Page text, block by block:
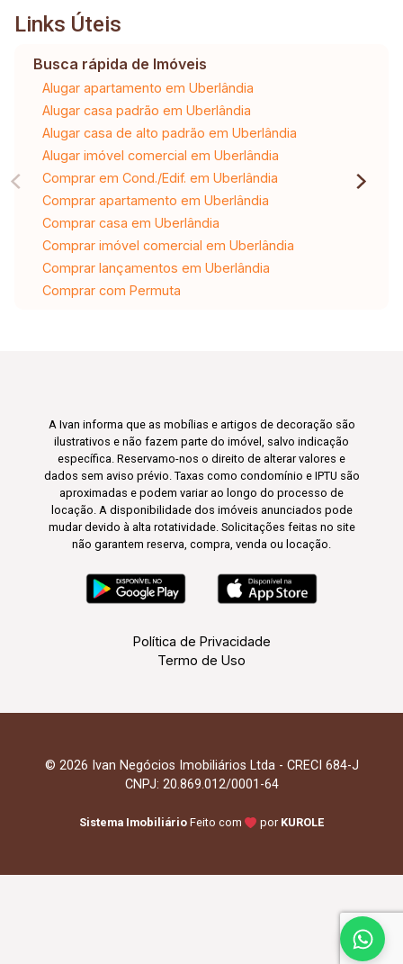
Links Úteis
Busca rápida de Imóveis
Alugar apartamento em Uberlândia
Alugar casa padrão em Uberlândia
Alugar casa de alto padrão em Uberlândia
Alugar imóvel comercial em Uberlândia
Comprar em Cond./Edif. em Uberlândia
Comprar apartamento em Uberlândia
Comprar casa em Uberlândia
Comprar imóvel comercial em Uberlândia
Comprar lançamentos em Uberlândia
Comprar com Permuta
A Ivan informa que as mobílias e artigos de decoração são
ilustrativos e não fazem parte do imóvel, salvo indicação
específica. Reservamo-nos o direito de alterar valores e
dados sem aviso prévio. Taxas como condomínio e IPTU são
aproximadas e podem variar ao longo do processo de
locação. A disponibilidade dos imóveis anunciados pode
mudar devido à alta rotatividade. Solicitações feitas no site
não garantem reserva, compra, venda ou locação.
Política de Privacidade
Termo de Uso
© 2026 Ivan Negócios Imobiliários Ltda - CRECI 684-J
CNPJ: 20.869.012/0001-64
Sistema Imobiliário Feito com por KUROLE